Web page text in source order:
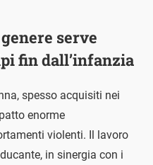
serve
fin dall’infanzia
spesso acquisiti nei
enorme
violenti. Il lavoro
in sinergia con i